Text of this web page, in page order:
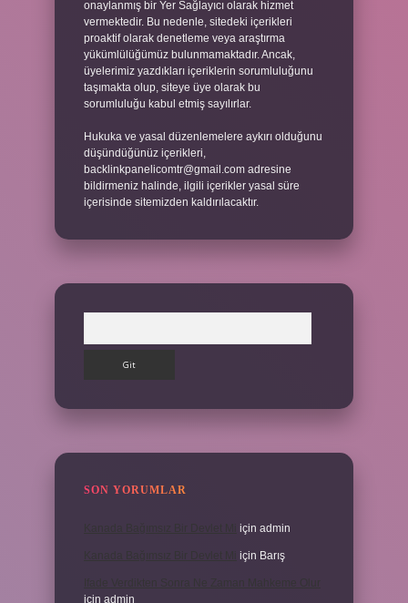
onaylanmış bir Yer Sağlayıcı olarak hizmet
vermektedir. Bu nedenle, sitedeki içerikleri
proaktif olarak denetleme veya araştırma
yükümlülüğümüz bulunmamaktadır. Ancak,
üyelerimiz yazdıkları içeriklerin sorumluluğunu
taşımakta olup, siteye üye olarak bu
sorumluluğu kabul etmiş sayılırlar.
Hukuka ve yasal düzenlemelere aykırı olduğunu
düşündüğünüz içerikleri,
backlinkpanelicomtr@gmail.com adresine
bildirmeniz halinde, ilgili içerikler yasal süre
içerisinde sitemizden kaldırılacaktır.
SON YORUMLAR
için admin
için Barış
için admin